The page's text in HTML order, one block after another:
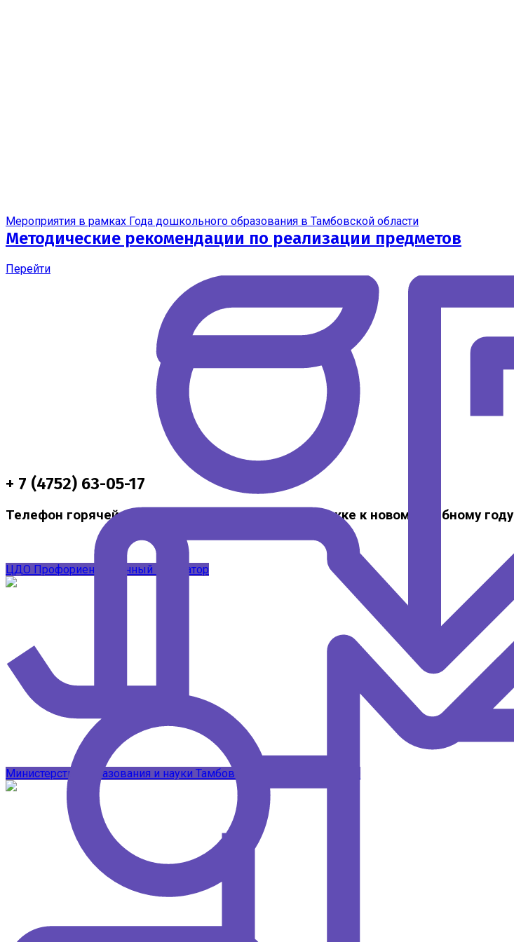
Мероприятия в рамках Года дошкольного образования в Тамбовской области
+ 7 (4752) 63-05-17
Телефон горячей линии по методической поддержке к новому учебному году
ЦДО Профориентационный навигатор
Подписывайтесь на наши каналы в MAX
Министерство образования и науки Тамбовской области
Методические рекомендации по реализации предметов
Перейти